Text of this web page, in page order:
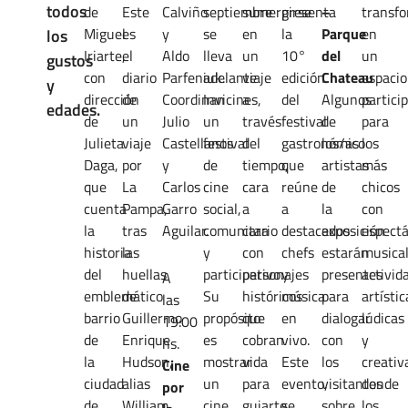
todos
los
gustos
y
edades.
de
Miguel
Iriarte,
con
dirección
de
Julieta
Daga,
que
cuenta
la
historia
del
emblemático
barrio
de
la
ciudad
Este
es
el
diario
de
un
viaje
por
La
Pampa,
tras
las
huellas
de
Guillermo
Enrique
Hudson,
alias
Calviño
y
Aldo
Parfeniuk.
Coordinan
Julio
Castellanos
y
Carlos
Garro
Aguilar.
A
las
19:00
hs.
Cine
por
septiembre
se
lleva
adelante
Invicines,
un
festival
de
cine
social,
comunitario
y
participativo.
Su
propósito
es
mostrar
un
sumergirse
en
un
viaje
a
través
del
tiempo,
cara
a
cara
con
personajes
históricos
que
cobran
vida
para
presenta
la
10°
edición
del
festival
gastronómico
que
reúne
a
destacados
chefs
y
música
en
vivo.
Este
evento,
–
Parque
del
Chateau
Algunos
de
los/as
artistas
de
la
exposición
estarán
presentes
para
dialogar
con
los
visitantes
en
un
espacio
para
los
más
chicos
con
lúdicas
y
donde